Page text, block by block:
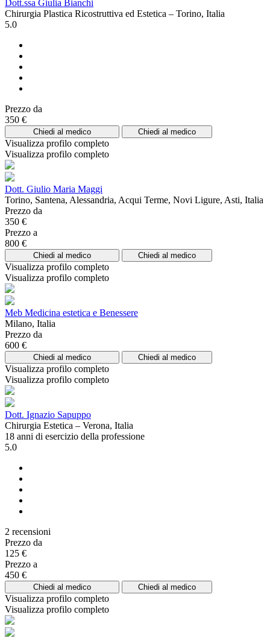
Dott.ssa Giulia Bianchi
Chirurgia Plastica Ricostruttiva ed Estetica – Torino, Italia
5.0
Prezzo da
350 €
Chiedi al medico Chiedi al medico
Visualizza profilo completo
Visualizza profilo completo
Dott. Giulio Maria Maggi
Torino, Santena, Alessandria, Acqui Terme, Novi Ligure, Asti, Italia
Prezzo da
350 €
Prezzo a
800 €
Chiedi al medico Chiedi al medico
Visualizza profilo completo
Visualizza profilo completo
Meb Medicina estetica e Benessere
Milano, Italia
Prezzo da
600 €
Chiedi al medico Chiedi al medico
Visualizza profilo completo
Visualizza profilo completo
Dott. Ignazio Sapuppo
Chirurgia Estetica – Verona, Italia
18 anni di esercizio della professione
5.0
2 recensioni
Prezzo da
125 €
Prezzo a
450 €
Chiedi al medico Chiedi al medico
Visualizza profilo completo
Visualizza profilo completo